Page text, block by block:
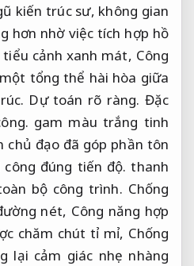
kiến trúc sư, không gian
hơn nhờ việc tích hợp hồ
cảnh xanh mát, Công
tổng thể hài hòa giữa
Dự toán rõ ràng. Đặc
gam màu trắng tinh
chủ đạo đã góp phần tôn
công đúng tiến độ. thanh
bộ công trình. Chống
nét, Công năng hợp
chăm chút tỉ mỉ, Chống
lại cảm giác nhẹ nhàng